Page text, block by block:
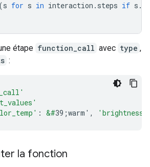
(s for s in interaction . steps if s .
étape function_call avec type ,
:
: &#39;warm' , 'brightness'
la fonction